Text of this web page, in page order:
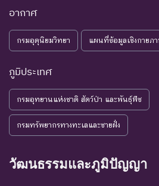
อากาศ
กรมอุตุนิยมวิทยา แผนที่ข้อมูลเชิงกายภ
ภูมิประเทศ
กรมอุทยานแห่งชาติ สัตว์ป่า และพันธุ์พืช
กรมทรัพยากรทางทะเลและชายฝั่ง
วัฒนธรรมและภูมิปัญญา